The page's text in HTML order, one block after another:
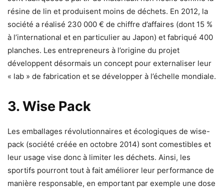
résine de lin et produisent moins de déchets. En 2012, la
société a réalisé 230 000 € de chiffre d’affaires (dont 15 %
à l’international et en particulier au Japon) et fabriqué 400
planches. Les entrepreneurs à l’origine du projet
développent désormais un concept pour externaliser leur
« lab » de fabrication et se développer à l’échelle mondiale.
3. Wise Pack
Les emballages révolutionnaires et écologiques de wise-
pack (société créée en octobre 2014) sont comestibles et
leur usage vise donc à limiter les déchets. Ainsi, les
sportifs pourront tout à fait améliorer leur performance de
manière responsable, en emportant par exemple une dose